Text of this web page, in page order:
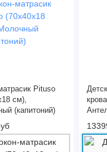
Pituso
см),
(капитоний)